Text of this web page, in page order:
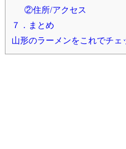
②住所/アクセス
７．まとめ
山形のラーメンをこれでチェ